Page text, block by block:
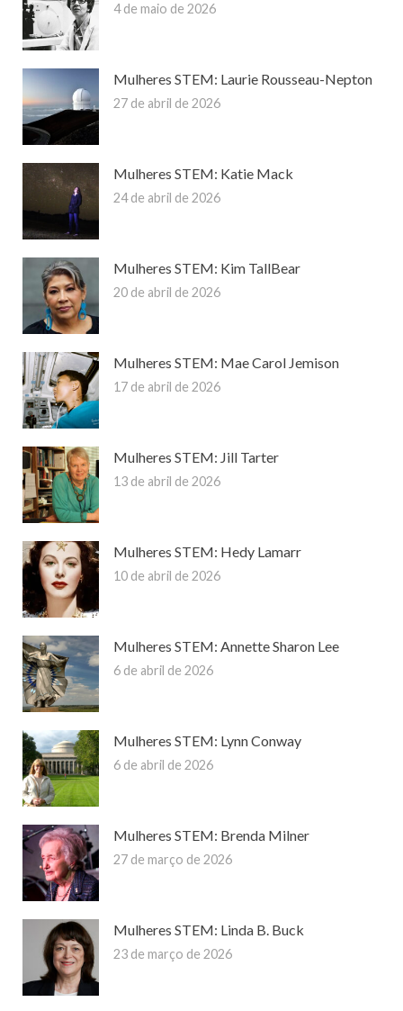
4 de maio de 2026
Mulheres STEM: Laurie Rousseau-Nepton
27 de abril de 2026
Mulheres STEM: Katie Mack
24 de abril de 2026
Mulheres STEM: Kim TallBear
20 de abril de 2026
Mulheres STEM: Mae Carol Jemison
17 de abril de 2026
Mulheres STEM: Jill Tarter
13 de abril de 2026
Mulheres STEM: Hedy Lamarr
10 de abril de 2026
Mulheres STEM: Annette Sharon Lee
6 de abril de 2026
Mulheres STEM: Lynn Conway
6 de abril de 2026
Mulheres STEM: Brenda Milner
27 de março de 2026
Mulheres STEM: Linda B. Buck
23 de março de 2026